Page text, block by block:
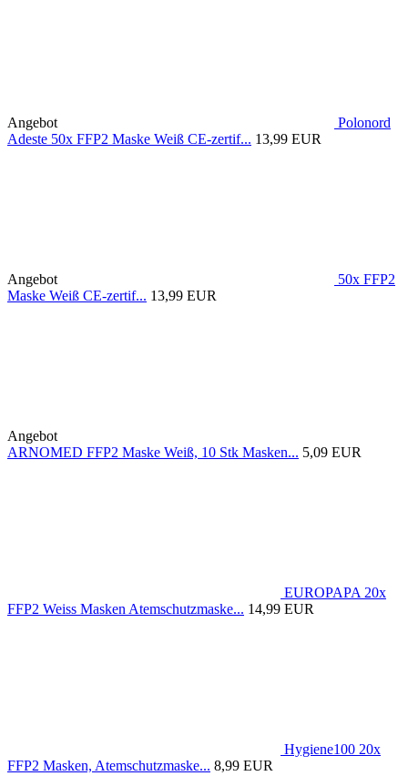
Angebot
Polonord
Adeste 50x FFP2 Maske Weiß CE-zertif... 13,99 EUR
Angebot
50x FFP2
Maske Weiß CE-zertif... 13,99 EUR
Angebot
ARNOMED FFP2 Maske Weiß, 10 Stk Masken... 5,09 EUR
EUROPAPA 20x
FFP2 Weiss Masken Atemschutzmaske... 14,99 EUR
Hygiene100 20x
FFP2 Masken, Atemschutzmaske... 8,99 EUR